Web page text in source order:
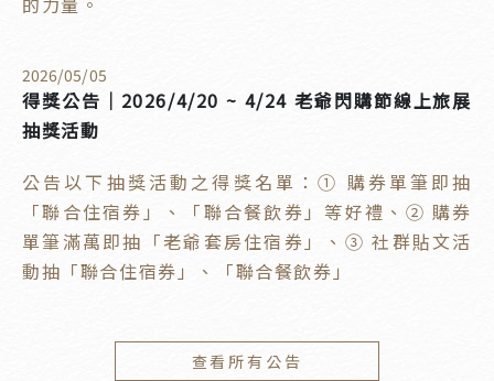
2026/05/05
得獎公告｜2026/4/20 ~ 4/24 老爺閃購節線上旅展
抽獎活動
公告以下抽獎活動之得獎名單：① 購券單筆即抽
「聯合住宿券」、「聯合餐飲券」等好禮、② 購券
單筆滿萬即抽「老爺套房住宿券」、③ 社群貼文活
動抽「聯合住宿券」、「聯合餐飲券」
查看所有公告